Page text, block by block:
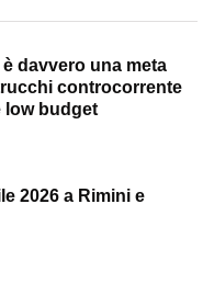
è davvero una meta
controcorrente
low budget
2026 a Rimini e